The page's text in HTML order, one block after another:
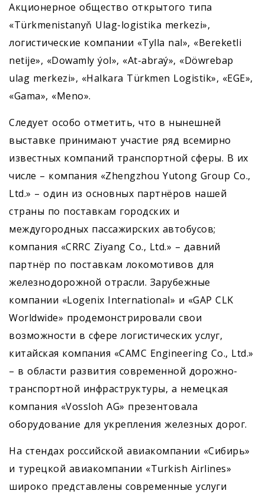
Акционерное общество открытого типа
«Türkmenistanyň Ulag-logistika merkezi»,
логистические компании «Tylla nal», «Bereketli
netije», «Dowamly ýol», «At-abraý», «Döwrebap
ulag merkezi», «Halkara Türkmen Logistik», «EGE»,
«Gama», «Meno».
Следует особо отметить, что в нынешней
выставке принимают участие ряд всемирно
известных компаний транспортной сферы. В их
числе – компания «Zhengzhou Yutong Group Co.,
Ltd.» – один из основных партнёров нашей
страны по поставкам городских и
междугородных пассажирских автобусов;
компания «CRRC Ziyang Co., Ltd.» – давний
партнёр по поставкам локомотивов для
железнодорожной отрасли. Зарубежные
компании «Logenix International» и «GAP CLK
Worldwide» продемонстрировали свои
возможности в сфере логистических услуг,
китайская компания «CAMC Engineering Co., Ltd.»
– в области развития современной дорожно-
транспортной инфраструктуры, а немецкая
компания «Vossloh AG» презентовала
оборудование для укрепления железных дорог.
На стендах российской авиакомпании «Сибирь»
и турецкой авиакомпании «Turkish Airlines»
широко представлены современные услуги